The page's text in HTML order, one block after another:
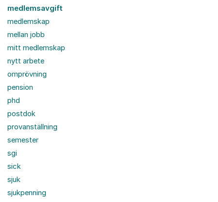
medlemsavgift
medlemskap
mellan jobb
mitt medlemskap
nytt arbete
omprövning
pension
phd
postdok
provanställning
semester
sgi
sick
sjuk
sjukpenning